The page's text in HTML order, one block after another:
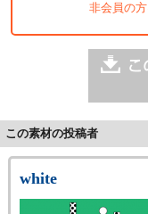
非会員の
この素材の投稿者
white